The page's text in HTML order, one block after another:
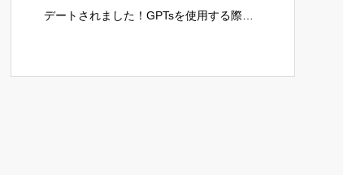
デートされました！GPTsを使用する際の